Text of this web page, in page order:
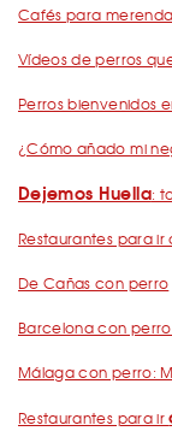
Cafés para
Vídeos de perros
Perros bienvenidos
¿Cómo añado mi
Dejemos Huella:
Restaurantes para
De Cañas con perro
Barcelona con
Málaga con perro:
Restaurantes para ir